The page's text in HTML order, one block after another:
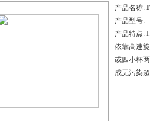
产品名称:
产品型号:
产品特点:
依靠高速
或四小杯
成无污染